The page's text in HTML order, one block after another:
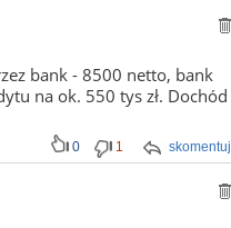
bank - 8500 netto, bank
na ok. 550 tys zł. Dochód
skomentuj
0 1